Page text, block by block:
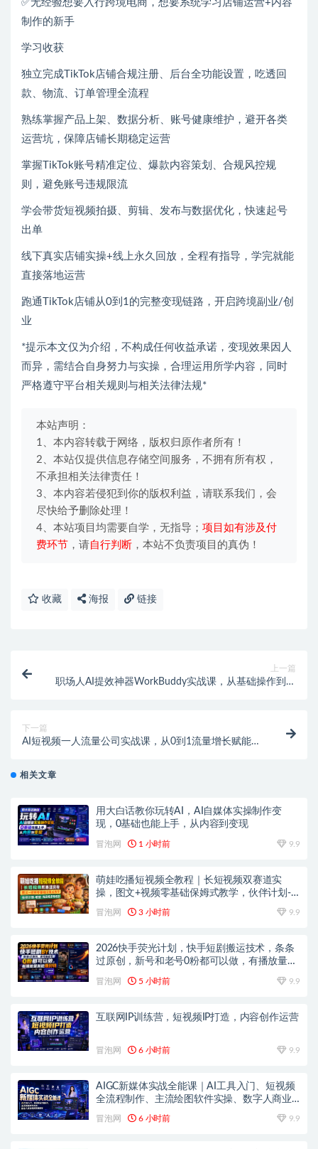
✅无经验想要入行跨境电商，想要系统学习店铺运营+内容
制作的新手
学习收获
独立完成TikTok店铺合规注册、后台全功能设置，吃透回
款、物流、订单管理全流程
熟练掌握产品上架、数据分析、账号健康维护，避开各类
运营坑，保障店铺长期稳定运营
掌握TikTok账号精准定位、爆款内容策划、合规风控规
则，避免账号违规限流
学会带货短视频拍摄、剪辑、发布与数据优化，快速起号
出单
线下真实店铺实操+线上永久回放，全程有指导，学完就能
直接落地运营
跑通TikTok店铺从0到1的完整变现链路，开启跨境副业/创
业
*提示本文仅为介绍，不构成任何收益承诺，变现效果因人
而异，需结合自身努力与实操，合理运用所学内容，同时
严格遵守平台相关规则与相关法律法规*
本站声明：
1、本内容转载于网络，版权归原作者所有！
2、本站仅提供信息存储空间服务，不拥有所有权，
不承担相关法律责任！
3、本内容若侵犯到你的版权利益，请联系我们，会
尽快给予删除处理！
4、本站项目均需要自学，无指导； 项目如有涉及付
费环节 ，请自行判断 ，本站不负责项目的真伪！
收藏 海报 链接
上一篇
职场人AI提效神器WorkBuddy实战课，从基础操作到自
下一篇
AI短视频一人流量公司实战课，从0到1流量增长赋能，
相关文章
用大白话教你玩转AI，AI自媒体实操制作变
现，0基础也能上手，从内容到变现
冒泡网 1 小时前 9.9
萌娃吃播短视频全教程｜长短视频双赛道实
操，图文+视频零基础保姆式教学，伙伴计划-
冒泡网 3 小时前 9.9
2026快手荧光计划，快手短剧搬运技术，条条
过原创，新号和老号0粉都可以做，有播放量就
冒泡网 5 小时前 9.9
互联网IP训练营，短视频IP打造，内容创作运营
冒泡网 6 小时前 9.9
AIGC新媒体实战全能课｜AI工具入门、短视频
全流程制作、主流绘图软件实操、数字人商业
冒泡网 6 小时前 9.9